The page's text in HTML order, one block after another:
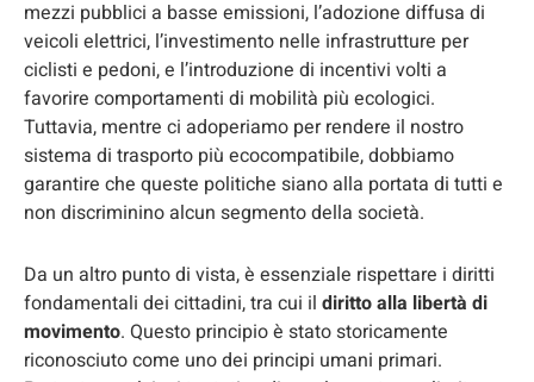
mezzi pubblici a basse emissioni, l’adozione diffusa di
veicoli elettrici, l’investimento nelle infrastrutture per
ciclisti e pedoni, e l’introduzione di incentivi volti a
favorire comportamenti di mobilità più ecologici.
Tuttavia, mentre ci adoperiamo per rendere il nostro
sistema di trasporto più ecocompatibile, dobbiamo
garantire che queste politiche siano alla portata di tutti e
non discriminino alcun segmento della società.
Da un altro punto di vista, è essenziale rispettare i diritti
fondamentali dei cittadini, tra cui il diritto alla libertà di
movimento. Questo principio è stato storicamente
riconosciuto come uno dei principi umani primari.